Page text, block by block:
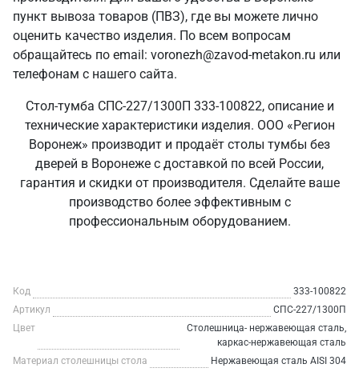
пункт вывоза товаров (ПВЗ), где вы можете лично
оценить качество изделия. По всем вопросам
обращайтесь по email: voronezh@zavod-metakon.ru или
телефонам с нашего сайта.
Стол-тумба СПС-227/1300П 333-100822, описание и
технические характеристики изделия. ООО «Регион
Воронеж» производит и продаёт столы тумбы без
дверей в Воронеже с доставкой по всей России,
гарантия и скидки от производителя. Сделайте ваше
производство более эффективным с
профессиональным оборудованием.
Код
333-100822
Артикул
СПС-227/1300П
Цвет
Столешница- нержавеющая сталь,
каркас-нержавеющая сталь
Материал столешницы стола
Нержавеющая сталь AISI 304